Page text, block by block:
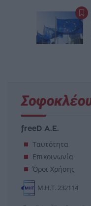
freeD Α.Ε.
Ταυτότητα
Επικοινωνία
Όροι Χρήσης
Μ.Η.Τ. 232114